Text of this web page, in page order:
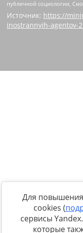
Источник: https://
inostrannyih-agentov-
Для повышения
cookies (
сервисы
которые